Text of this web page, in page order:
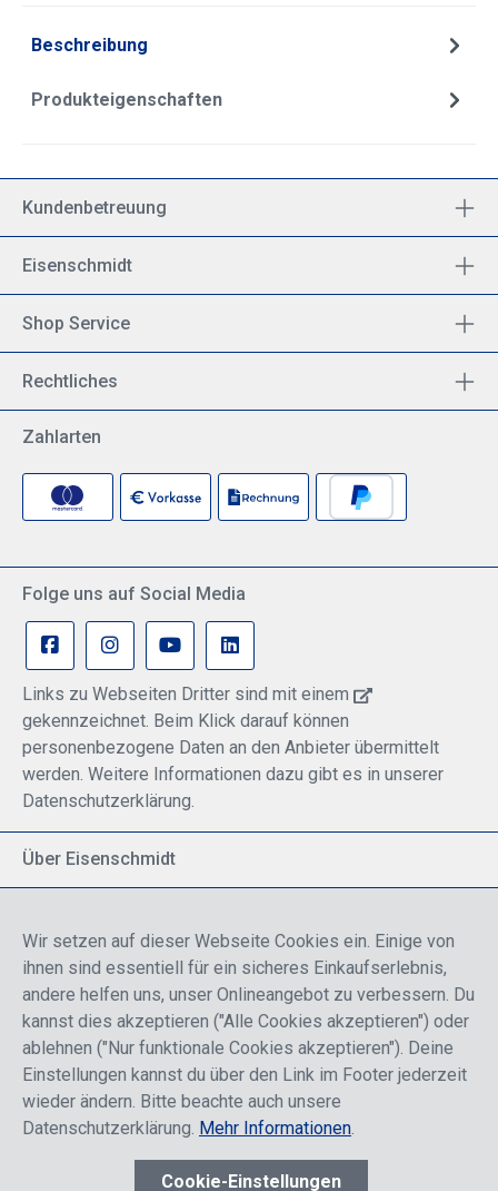
Beschreibung
Produkteigenschaften
Kundenbetreuung
Eisenschmidt
Shop Service
Rechtliches
Zahlarten
Folge uns auf Social Media
Links zu Webseiten Dritter sind mit einem
gekennzeichnet. Beim Klick darauf können
personenbezogene Daten an den Anbieter übermittelt
werden. Weitere Informationen dazu gibt es in unserer
Datenschutzerklärung.
Über Eisenschmidt
Breite Palette von Luftfahrtprodukten
Fokus auf Pilotenausbildung
Sicher einkaufen
Wir setzen auf dieser Webseite Cookies ein. Einige von
ihnen sind essentiell für ein sicheres Einkaufserlebnis,
andere helfen uns, unser Onlineangebot zu verbessern. Du
kannst dies akzeptieren ("Alle Cookies akzeptieren") oder
ablehnen ("Nur funktionale Cookies akzeptieren"). Deine
Einstellungen kannst du über den Link im Footer jederzeit
wieder ändern. Bitte beachte auch unsere
Datenschutzerklärung. Mehr Informationen.
Cookie-Einstellungen